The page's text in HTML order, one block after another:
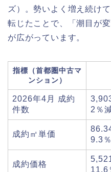
ズ）。勢いよく増え続け
転じたことで、「潮目が
が広がっています。
指標（首都圏中古マ
ンション）
2026年4月 成約
件数
2％
成約㎡単価
9.3％
成約価格
11.6